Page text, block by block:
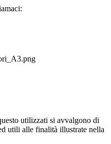
utilizzati si avvalgono di
utili alle finalità illustrate nella